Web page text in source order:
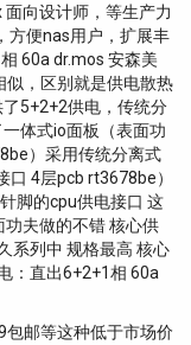
向设计师，等生产力
方便nas用户，扩展丰
60a dr.mos 安森美
，区别就是供电散热
5+2+2供电，传统分
体式io面板（表面功
）采用传统分离式
4层pcb rt3678be）
脚的cpu供电接口 这
夫做的不错 核心供
系列中 规格最高 核心
：直出6+2+1相 60a
包邮等这种低于市场价